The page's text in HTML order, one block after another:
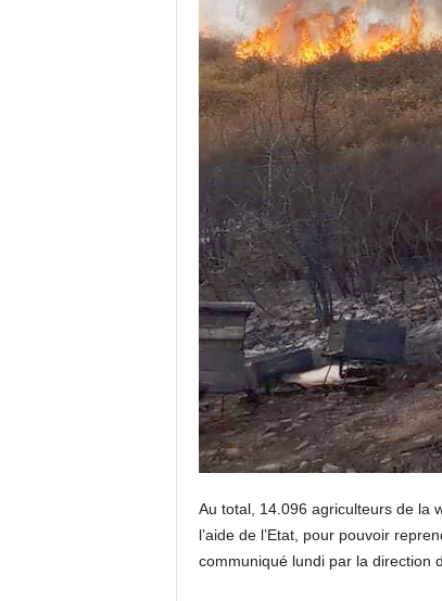
Au total, 14.096 agriculteurs de la
l’aide de l’Etat, pour pouvoir
communiqué lundi par la direction